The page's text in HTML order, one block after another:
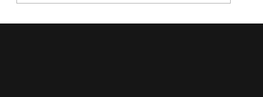
¿Qué está pasando con DACA?